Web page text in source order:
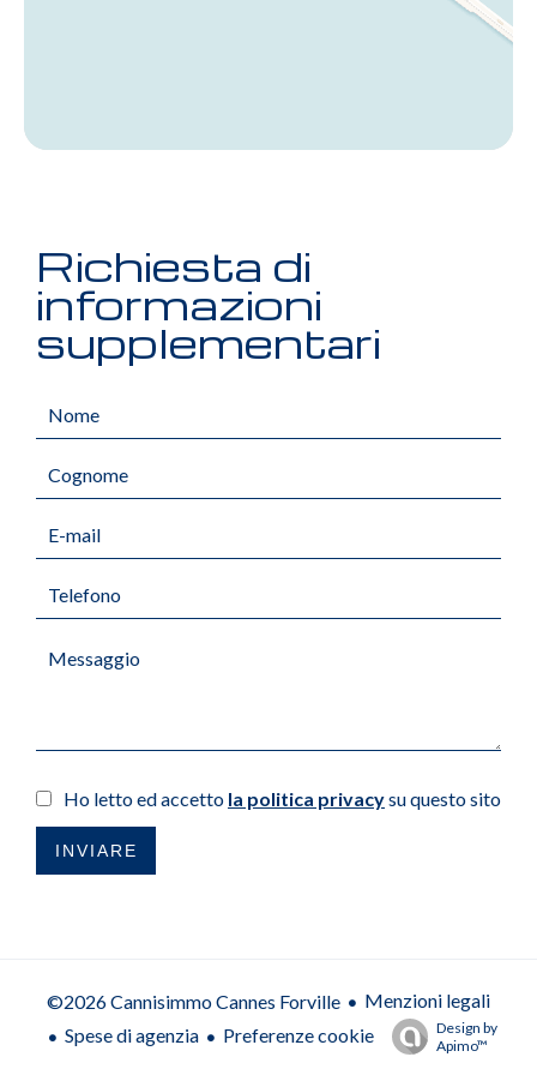
Richiesta di
informazioni
supplementari
Ho letto ed accetto la politica privacysu questo sito
INVIARE
©2026 Cannisimmo Cannes Forville
Menzioni legali
Spese di agenzia
Preferenze cookie
Design by
Apimo™